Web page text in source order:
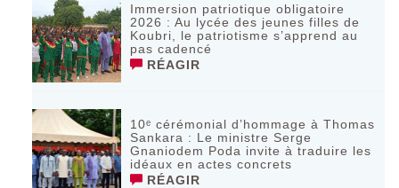
Immersion patriotique obligatoire
2026 : Au lycée des jeunes filles de
Koubri, le patriotisme s’apprend au
pas cadencé
RÉAGIR
10ᵉ cérémonial d’hommage à Thomas
Sankara : Le ministre Serge
Gnaniodem Poda invite à traduire les
idéaux en actes concrets
RÉAGIR